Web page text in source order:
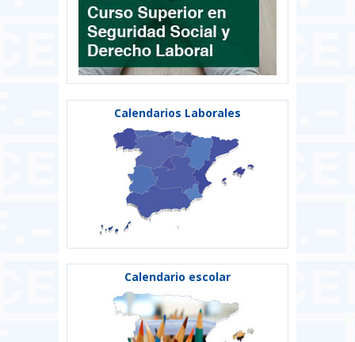
Calendarios Laborales
Calendario escolar